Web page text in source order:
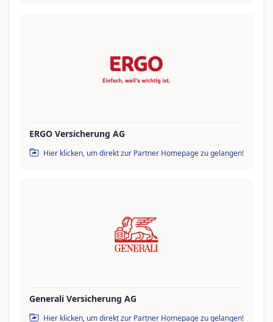
ERGO Versicherung AG
Hier klicken, um direkt zur Partner Homepage zu gelangen!
Generali Versicherung AG
Hier klicken, um direkt zur Partner Homepage zu gelangen!